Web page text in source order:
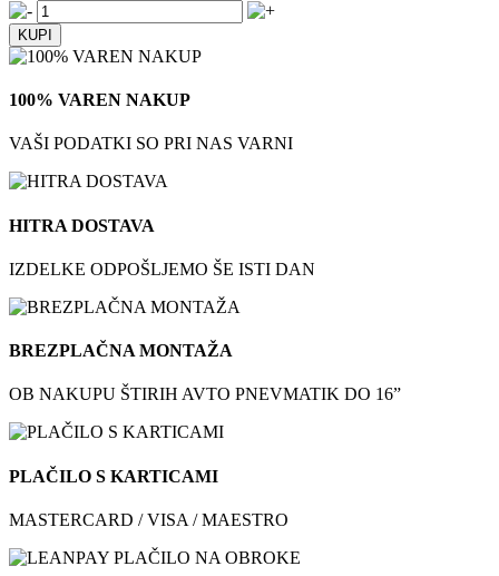
100% VAREN NAKUP
VAŠI PODATKI SO PRI NAS VARNI
HITRA DOSTAVA
IZDELKE ODPOŠLJEMO ŠE ISTI DAN
BREZPLAČNA MONTAŽA
OB NAKUPU ŠTIRIH AVTO PNEVMATIK DO 16”
PLAČILO S KARTICAMI
MASTERCARD / VISA / MAESTRO